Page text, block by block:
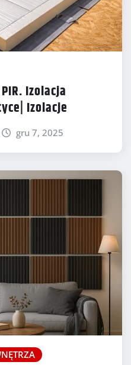
Izolacja
Izolacje
gru 7, 2025